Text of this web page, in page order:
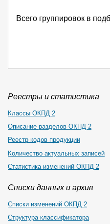
Всего группировок в
Реестры и статистика
Классы ОКПД 2
Описание разделов ОКПД 2
Реестр кодов продукции
Количество актуальных записей
Статистика изменений ОКПД 2
Списки данных и архив
Списки изменений ОКПД 2
Структура классификатора